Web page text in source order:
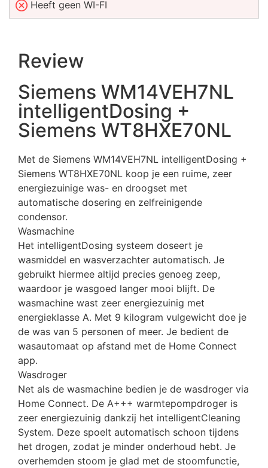
Heeft geen WI-FI
Review
Siemens WM14VEH7NL
intelligentDosing +
Siemens WT8HXE70NL
Met de Siemens WM14VEH7NL intelligentDosing +
Siemens WT8HXE70NL koop je een ruime, zeer
energiezuinige was- en droogset met
automatische dosering en zelfreinigende
condensor.
Wasmachine
Het intelligentDosing systeem doseert je
wasmiddel en wasverzachter automatisch. Je
gebruikt hiermee altijd precies genoeg zeep,
waardoor je wasgoed langer mooi blijft. De
wasmachine wast zeer energiezuinig met
energieklasse A. Met 9 kilogram vulgewicht doe je
de was van 5 personen of meer. Je bedient de
wasautomaat op afstand met de Home Connect
app.
Wasdroger
Net als de wasmachine bedien je de wasdroger via
Home Connect. De A+++ warmtepompdroger is
zeer energiezuinig dankzij het intelligentCleaning
System. Deze spoelt automatisch schoon tijdens
het drogen, zodat je minder onderhoud hebt. Je
overhemden stoom je glad met de stoomfunctie,